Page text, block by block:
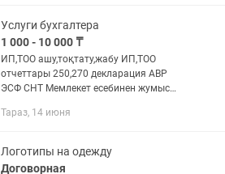
Услуги бухгалтера
1 000 - 10 000 ₸
ИП,ТОО ашу,тоқтату,жабу ИП,ТОО
отчеттары 250,270 декларация АВР
ЭСФ СНТ Мемлекет есебинен жумыс
Тараз, 14 июня
Логотипы на одежду
Договорная